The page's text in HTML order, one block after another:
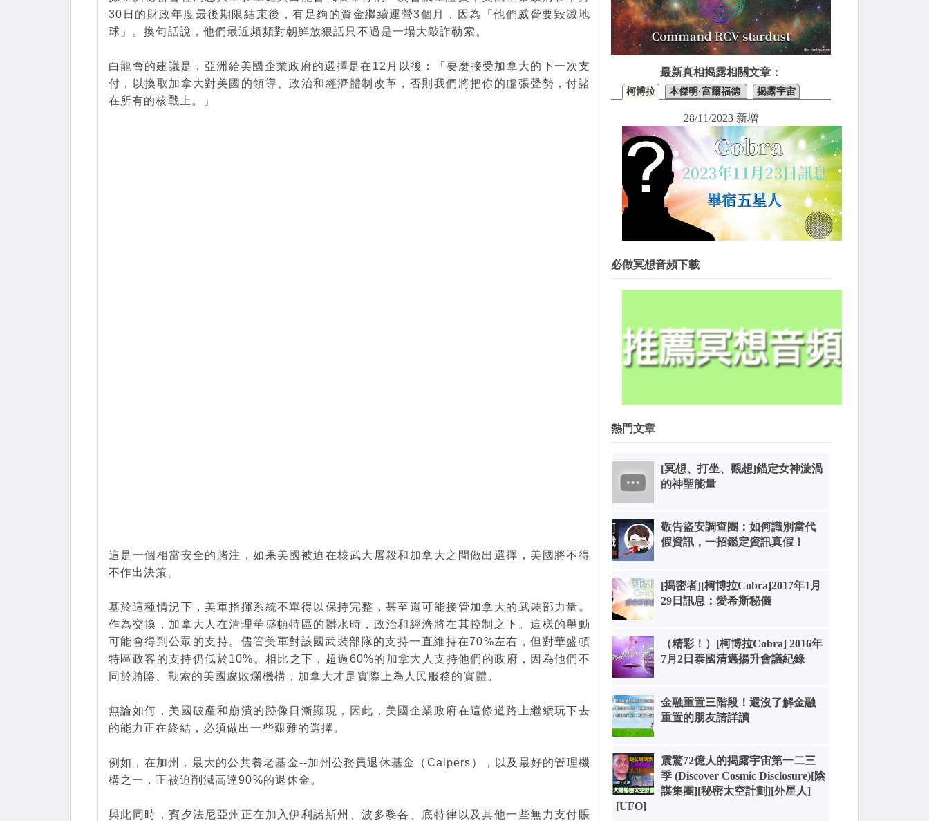
30日的財政年度最後期限結束後，有足夠的資金繼續運營3個月，因為「他們威脅要毀滅地
球」。換句話說，他們最近頻頻對朝鮮放狠話只不過是一場大敲詐勒索。
白龍會的建議是，亞洲給美國企業政府的選擇是在12月以後：「要麼接受加拿大的下一次支
付，以換取加拿大對美國的領導、政治和經濟體制改革，否則我們將把你的虛張聲勢，付諸
在所有的核戰上。」
這是一個相當安全的賭注，如果美國被迫在核武大屠殺和加拿大之間做出選擇，美國將不得
不作出決策。
基於這種情況下，美軍指揮系統不單得以保持完整，甚至還可能接管加拿大的武裝部力量。
作為交換，加拿大人在清理華盛頓特區的髒水時，政治和經濟將在其控制之下。這樣的舉動
可能會得到公眾的支持。儘管美軍對該國武裝部隊的支持一直維持在70%左右，但對華盛頓
特區政客的支持仍低於10%。相比之下，超過60%的加拿大人支持他們的政府，因為他們不
同於賄賂、勒索的美國腐敗爛機構，加拿大才是實際上為人民服務的實體。
無論如何，美國破產和崩潰的跡像日漸顯現，因此，美國企業政府在這條道路上繼續玩下去
的能力正在終結，必須做出一些艱難的選擇。
例如，在加州，最大的公共養老基金--加州公務員退休基金（Calpers），以及最好的管理機
構之一，正被迫削減高達90%的退休金。
與此同時，賓夕法尼亞州正在加入伊利諾斯州、波多黎各、底特律以及其他一些無力支付賬
最新真相揭露相關文章：
柯博拉 本傑明·富爾福德 揭露宇宙
28/11/2023 新增
必做冥想音頻下載
熱門文章
[冥想、打坐、觀想]錨定女神漩渦
的神聖能量
敬告盜安調查團：如何識別當代
假資訊，一招鑑定資訊真假！
[揭密者][柯博拉Cobra]2017年1月
29日訊息：愛希斯秘儀
（精彩！）[柯博拉Cobra] 2016年
7月2日泰國清邁揚升會議紀錄
金融重置三階段！還沒了解金融
重置的朋友請詳讀
震驚72億人的揭露宇宙第一二三
季 (Discover Cosmic Disclosure)[陰
謀集團][秘密太空計劃][外星人]
[UFO]